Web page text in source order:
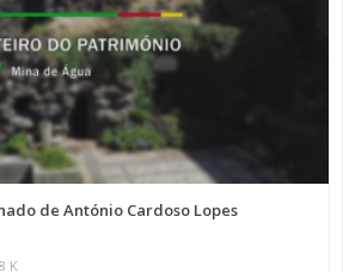
de António Cardoso Lopes
K